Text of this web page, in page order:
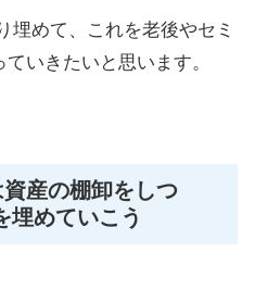
埋めて、これを老後やセミ
いきたいと思います。
産の棚卸をしつ
埋めていこう